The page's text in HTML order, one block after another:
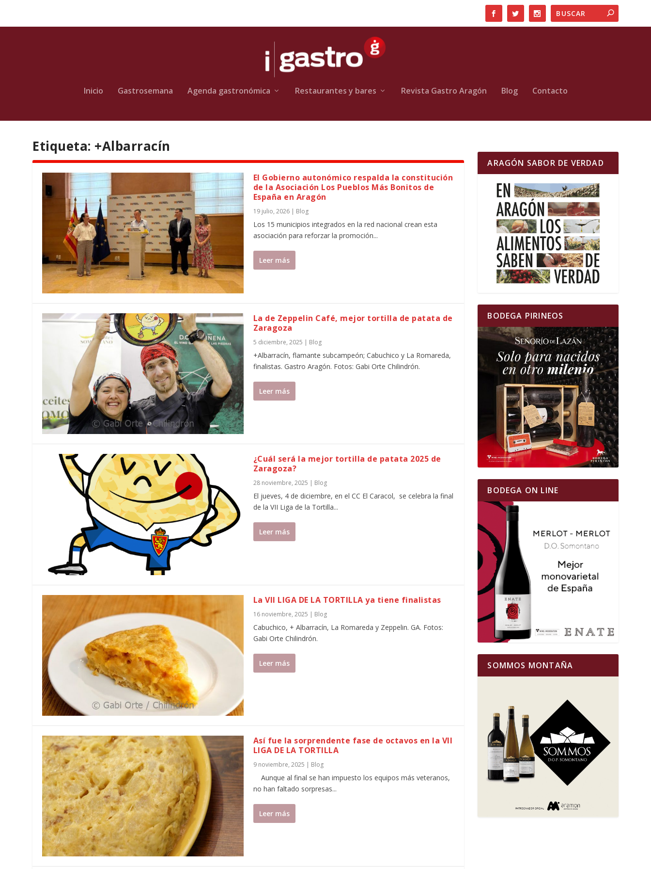
Inicio Gastrosemana Agenda gastronómica Restaurantes y bares Revista Gastro Aragón Blog Contacto
Etiqueta: +Albarracín
El Gobierno autonómico respalda la constitución
de la Asociación Los Pueblos Más Bonitos de
España en Aragón
19 julio, 2026| Blog
Los 15 municipios integrados en la red nacional crean esta
asociación para reforzar la promoción...
Leer más
La de Zeppelin Café, mejor tortilla de patata de
Zaragoza
5 diciembre, 2025 | Blog
+Albarracín, flamante subcampeón; Cabuchico y La Romareda,
finalistas. Gastro Aragón. Fotos: Gabi Orte Chilindrón.
Leer más
¿Cuál será la mejor tortilla de patata 2025 de
Zaragoza?
28 noviembre, 2025 | Blog
El jueves, 4 de diciembre, en el CC El Caracol, se celebra la final
de la VII Liga de la Tortilla...
Leer más
La VII LIGA DE LA TORTILLA ya tiene finalistas
16 noviembre, 2025 | Blog
Cabuchico, + Albarracín, La Romareda y Zeppelin. GA. Fotos:
Gabi Orte Chilindrón.
Leer más
Así fue la sorprendente fase de octavos en la VII
LIGA DE LA TORTILLA
9 noviembre, 2025 | Blog
Aunque al final se han impuesto los equipos más veteranos,
no han faltado sorpresas...
Leer más
ARAGÓN SABOR DE VERDAD
BODEGA PIRINEOS
BODEGA ON LINE
SOMMOS MONTAÑA